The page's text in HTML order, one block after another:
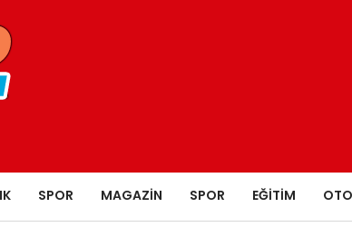
SPOR MAGAZIN SPOR EĞITIM